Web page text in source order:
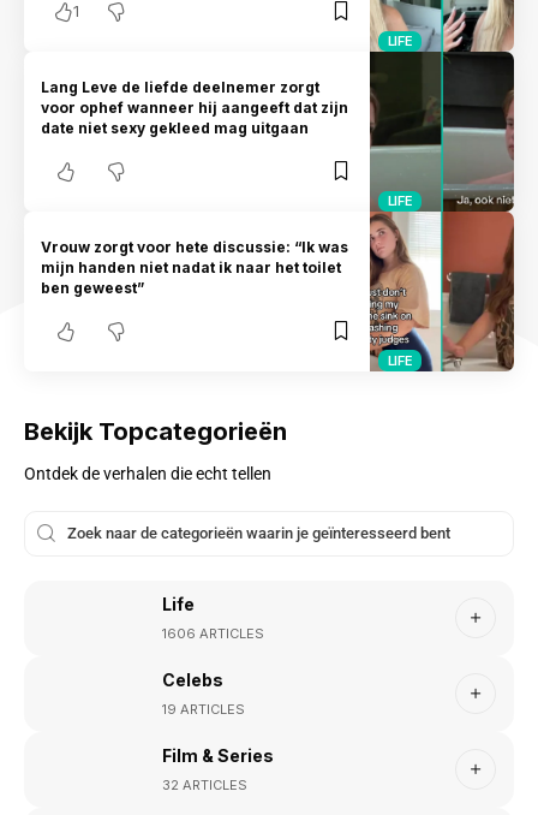
LIFE
1
LIFE
Lang Leve de liefde deelnemer zorgt
voor ophef wanneer hij aangeeft dat zijn
date niet sexy gekleed mag uitgaan
LIFE
Vrouw zorgt voor hete discussie: “Ik was
mijn handen niet nadat ik naar het toilet
ben geweest”
Bekijk Topcategorieën
Ontdek de verhalen die echt tellen
Life
1606 ARTICLES
Celebs
19 ARTICLES
Film & Series
32 ARTICLES